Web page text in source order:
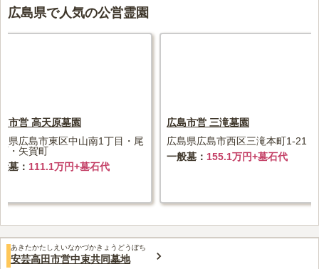
広島県で人気の公営霊園
市営 高天原墓園
県広島市東区中山南1丁目・尾
・矢賀町
墓
111.1万円+墓石代
広島市営 三滝墓園
広島県広島市西区三滝本町1-21
一般墓
155.1万円+墓石代
あきたかたしえいなかづかきょうどうぼち
安芸高田市営中束共同墓地